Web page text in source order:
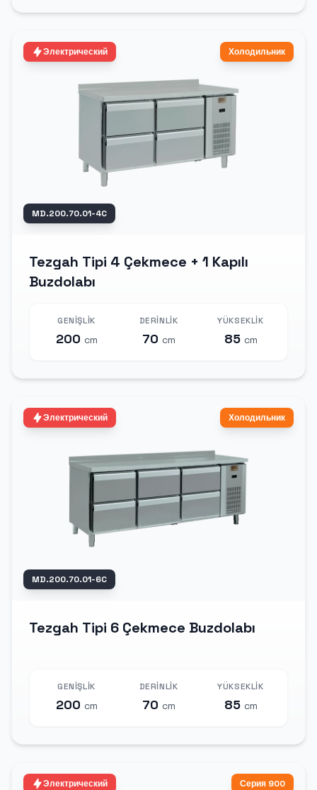
MD.200.70.01-4C
Электрический Холодильник
Tezgah Tipi 4 Çekmece + 1 Kapılı
Buzdolabı
GENIŞLIK
200 cm
DERINLIK
70 cm
YÜKSEKLIK
85 cm
MD.200.70.01-6C
Электрический Холодильник
Tezgah Tipi 6 Çekmece Buzdolabı
GENIŞLIK
200 cm
DERINLIK
70 cm
YÜKSEKLIK
85 cm
Электрический Серия 900